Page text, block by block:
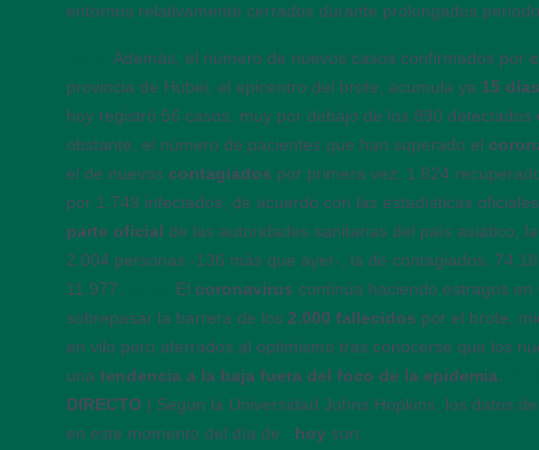
entornos relativamente cerrados durante prolongados
Además, el número de nuevos casos confirmados por
provincia de Hubei, el epicentro del brote, acumula ya 15
hoy registró 56 casos, muy por debajo de los 890
obstante, el número de pacientes que han superado el
el de nuevos contagiados por primera vez: 1.824
por 1.749 infectados, de acuerdo con las estadísticas
parte oficial de las autoridades sanitarias del país asiático,
2.004 personas -136 más que ayer-, la de contagiados,
11.977.
El coronavirus continúa haciendo estragos en
sobrepasar la barrera de los 2.000 fallecidos por el brote,
en vilo pero aferrados al optimismo tras conocerse que los
una tendencia a la baja fuera del foco de la epidemia.
DIRECTO | Según la Universidad Johns Hopkins, los datos
en este momento del día de hoy son: